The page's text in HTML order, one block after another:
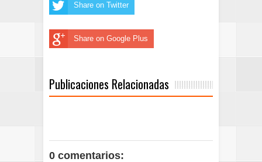
Share on Twitter
Share on Google Plus
Publicaciones Relacionadas
0 comentarios: